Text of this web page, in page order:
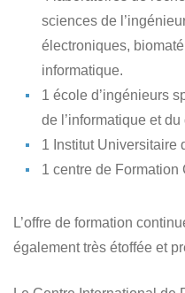
sciences de
électroniques,
informatique.
1 école d’ingénieurs
de l’informatique et
1 Institut Universitaire
1 centre de
L’offre de formation
également très étoffée et